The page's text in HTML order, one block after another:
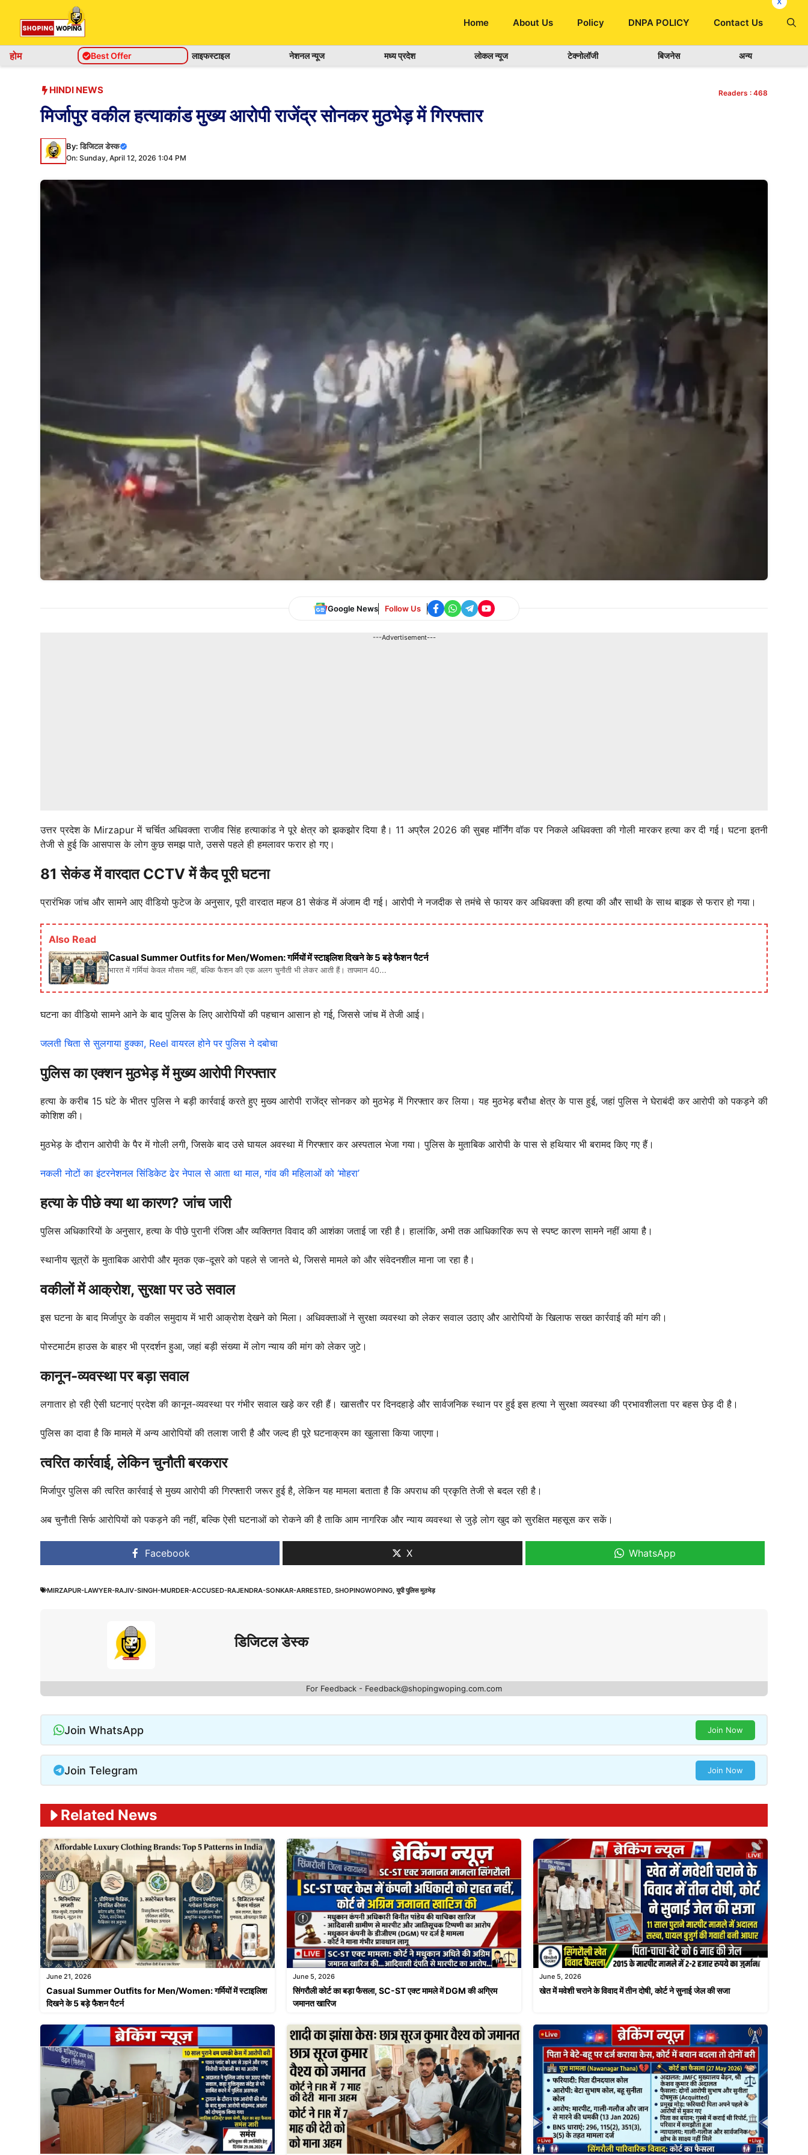
content
Home About Us Policy DNPA POLICY Contact Us
होम Best Offer लाइफस्टाइल नेशनल न्यूज मध्य प्रदेश लोकल न्यूज टेक्नोलॉजी बिजनेस अन्य
HINDI NEWS Readers : 468
मिर्जापुर वकील हत्याकांड मुख्य आरोपी राजेंद्र सोनकर मुठभेड़ में गिरफ्तार
By:डिजिटल डेस्क
On: Sunday, April 12, 2026 1:04 PM
Google News Follow Us
---Advertisement---
उत्तर प्रदेश के Mirzapur में चर्चित अधिवक्ता राजीव सिंह हत्याकांड ने पूरे क्षेत्र को झकझोर दिया है। 11 अप्रैल 2026 की सुबह मॉर्निंग वॉक पर निकले अधिवक्ता की गोली मारकर हत्या कर दी गई। घटना इतनी
तेजी से हुई कि आसपास के लोग कुछ समझ पाते, उससे पहले ही हमलावर फरार हो गए।
81 सेकंड में वारदात CCTV में कैद पूरी घटना
प्रारंभिक जांच और सामने आए वीडियो फुटेज के अनुसार, पूरी वारदात महज 81 सेकंड में अंजाम दी गई। आरोपी ने नजदीक से तमंचे से फायर कर अधिवक्ता की हत्या की और साथी के साथ बाइक से फरार हो गया।
Also Read
Casual Summer Outfits for Men/Women: गर्मियों में स्टाइलिश दिखने के 5 बड़े फैशन पैटर्न
भारत में गर्मियां केवल मौसम नहीं, बल्कि फैशन की एक अलग चुनौती भी लेकर आती हैं। तापमान 40...
घटना का वीडियो सामने आने के बाद पुलिस के लिए आरोपियों की पहचान आसान हो गई, जिससे जांच में तेजी आई।
जलती चिता से सुलगाया हुक्का, Reel वायरल होने पर पुलिस ने दबोचा
पुलिस का एक्शन मुठभेड़ में मुख्य आरोपी गिरफ्तार
हत्या के करीब 15 घंटे के भीतर पुलिस ने बड़ी कार्रवाई करते हुए मुख्य आरोपी राजेंद्र सोनकर को मुठभेड़ में गिरफ्तार कर लिया। यह मुठभेड़ बरौधा क्षेत्र के पास हुई, जहां पुलिस ने घेराबंदी कर आरोपी को पकड़ने की
कोशिश की।
मुठभेड़ के दौरान आरोपी के पैर में गोली लगी, जिसके बाद उसे घायल अवस्था में गिरफ्तार कर अस्पताल भेजा गया। पुलिस के मुताबिक आरोपी के पास से हथियार भी बरामद किए गए हैं।
नकली नोटों का इंटरनेशनल सिंडिकेट ढेर नेपाल से आता था माल, गांव की महिलाओं को ‘मोहरा’
हत्या के पीछे क्या था कारण? जांच जारी
पुलिस अधिकारियों के अनुसार, हत्या के पीछे पुरानी रंजिश और व्यक्तिगत विवाद की आशंका जताई जा रही है। हालांकि, अभी तक आधिकारिक रूप से स्पष्ट कारण सामने नहीं आया है।
स्थानीय सूत्रों के मुताबिक आरोपी और मृतक एक-दूसरे को पहले से जानते थे, जिससे मामले को और संवेदनशील माना जा रहा है।
वकीलों में आक्रोश, सुरक्षा पर उठे सवाल
इस घटना के बाद मिर्जापुर के वकील समुदाय में भारी आक्रोश देखने को मिला। अधिवक्ताओं ने सुरक्षा व्यवस्था को लेकर सवाल उठाए और आरोपियों के खिलाफ सख्त कार्रवाई की मांग की।
पोस्टमार्टम हाउस के बाहर भी प्रदर्शन हुआ, जहां बड़ी संख्या में लोग न्याय की मांग को लेकर जुटे।
कानून-व्यवस्था पर बड़ा सवाल
लगातार हो रही ऐसी घटनाएं प्रदेश की कानून-व्यवस्था पर गंभीर सवाल खड़े कर रही हैं। खासतौर पर दिनदहाड़े और सार्वजनिक स्थान पर हुई इस हत्या ने सुरक्षा व्यवस्था की प्रभावशीलता पर बहस छेड़ दी है।
पुलिस का दावा है कि मामले में अन्य आरोपियों की तलाश जारी है और जल्द ही पूरे घटनाक्रम का खुलासा किया जाएगा।
त्वरित कार्रवाई, लेकिन चुनौती बरकरार
मिर्जापुर पुलिस की त्वरित कार्रवाई से मुख्य आरोपी की गिरफ्तारी जरूर हुई है, लेकिन यह मामला बताता है कि अपराध की प्रकृति तेजी से बदल रही है।
अब चुनौती सिर्फ आरोपियों को पकड़ने की नहीं, बल्कि ऐसी घटनाओं को रोकने की है ताकि आम नागरिक और न्याय व्यवस्था से जुड़े लोग खुद को सुरक्षित महसूस कर सकें।
Facebook X WhatsApp
MIRZAPUR-LAWYER-RAJIV-SINGH-MURDER-ACCUSED-RAJENDRA-SONKAR-ARRESTED SHOPINGWOPING ,यूपी पुलिस मुठभेड़
डिजिटल डेस्क
For Feedback - Feedback@shopingwoping.com.com
Join WhatsApp Join Now
Join Telegram Join Now
Related News
June 21, 2026
Casual Summer Outfits for Men/Women: गर्मियों में स्टाइलिश
दिखने के 5 बड़े फैशन पैटर्न
June 5, 2026
सिंगरौली कोर्ट का बड़ा फैसला, SC-ST एक्ट मामले में DGM की अग्रिम
जमानत खारिज
June 5, 2026
खेत में मवेशी चराने के विवाद में तीन दोषी, कोर्ट ने सुनाई जेल की सजा